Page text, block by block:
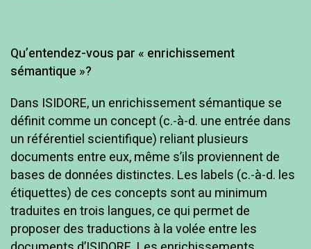
Qu’entendez-vous par « enrichissement
sémantique »?
Dans ISIDORE, un enrichissement sémantique se
définit comme un concept (c.-à-d. une entrée dans
un référentiel scientifique) reliant plusieurs
documents entre eux, même s’ils proviennent de
bases de données distinctes. Les labels (c.-à-d. les
étiquettes) de ces concepts sont au minimum
traduites en trois langues, ce qui permet de
proposer des traductions à la volée entre les